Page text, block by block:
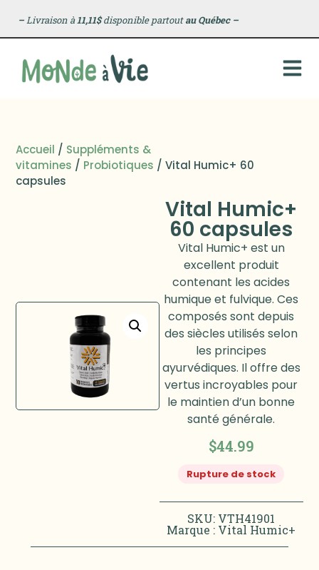
–Livraison à11,11$disponible partoutau Québec –
Accueil / Suppléments &
vitamines / Probiotiques / Vital Humic+ 60
capsules
Vital Humic+
60 capsules
Vital Humic+ est un
excellent produit
contenant les acides
humique et fulvique. Ces
composés sont depuis
des siècles utilisés selon
les principes
ayurvédiques. Il offre des
vertus incroyables pour
le maintien d’un bonne
santé générale.
$44.99
Rupture de stock
SKU: VTH41901
Marque : Vital Humic+